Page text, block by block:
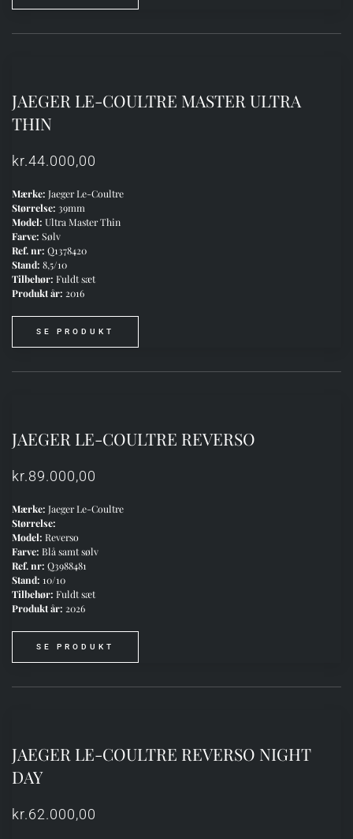
JAEGER LE-COULTRE MASTER ULTRA
THIN
kr.44.000,00
Mærke: Jaeger Le-Coultre
Størrelse: 39mm
Model: Ultra Master Thin
Farve: Sølv
Ref. nr: Q1378420
Stand: 8,5/10
Tilbehør: Fuldt sæt
Produkt år: 2016
SE PRODUKT
JAEGER LE-COULTRE REVERSO
kr.89.000,00
Mærke: Jaeger Le-Coultre
Størrelse:
Model: Reverso
Farve: Blå samt sølv
Ref. nr: Q3988481
Stand: 10/10
Tilbehør: Fuldt sæt
Produkt år: 2026
SE PRODUKT
JAEGER LE-COULTRE REVERSO NIGHT
DAY
kr.62.000,00